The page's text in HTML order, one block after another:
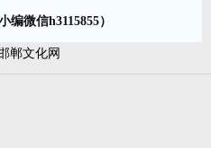
编微信h3115855）